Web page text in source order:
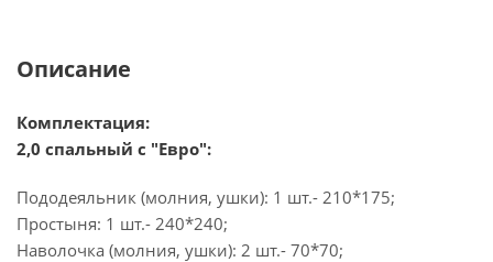
Описание
Комплектация:
2,0 спальный с "Евро":
Пододеяльник (молния, ушки): 1 шт.- 210*175;
Простыня: 1 шт.- 240*240;
Наволочка (молния, ушки): 2 шт.- 70*70;